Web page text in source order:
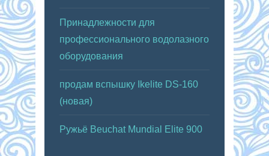
Принадлежности для
профессионального водолазного
оборудования
продам вспышку Ikelite DS-160
(новая)
Ружьё Beuchat Mundial Elite 900